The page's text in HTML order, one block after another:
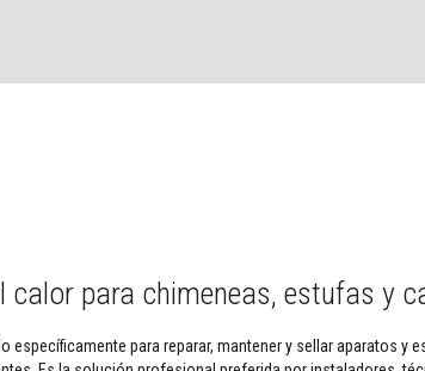
para chimeneas, estufas y
específicamente para reparar, mantener y sellar aparatos